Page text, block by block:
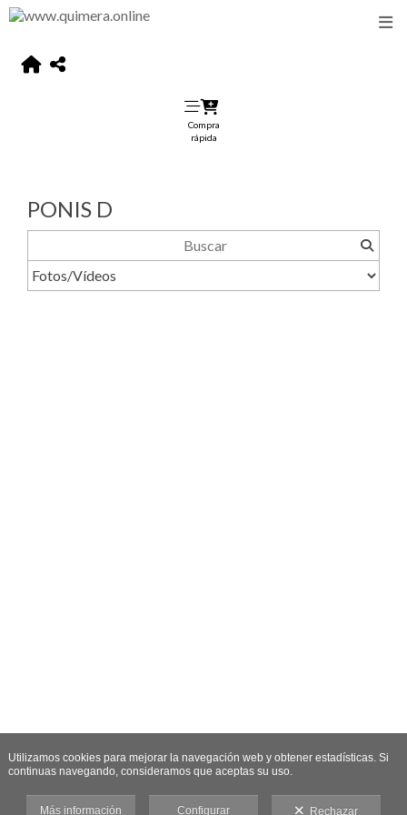
Compra
rápida
PONIS D
Utilizamos cookies para mejorar la navegación web y obtener estadísticas. Si
continuas navegando, consideramos que aceptas su uso.
Más información Configurar Rechazar